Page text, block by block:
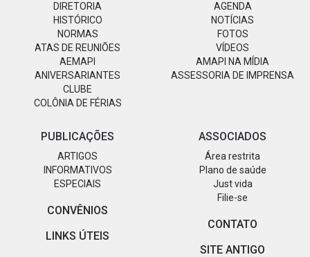
DIRETORIA
HISTÓRICO
NORMAS
ATAS DE REUNIÕES
AEMAPI
ANIVERSARIANTES
CLUBE
COLÔNIA DE FÉRIAS
AGENDA
NOTÍCIAS
FOTOS
VÍDEOS
AMAPI NA MÍDIA
ASSESSORIA DE IMPRENSA
PUBLICAÇÕES
ARTIGOS
INFORMATIVOS
ESPECIAIS
CONVÊNIOS
LINKS ÚTEIS
ASSOCIADOS
Área restrita
Plano de saúde
Just vida
Filie-se
CONTATO
SITE ANTIGO